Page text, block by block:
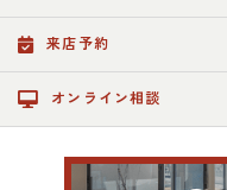
来店予約
オンライン相談